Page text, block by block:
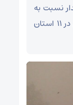
نسبت به
نفوذ گردوخاک و بارش‌های سیلابی در ۱۱ استان